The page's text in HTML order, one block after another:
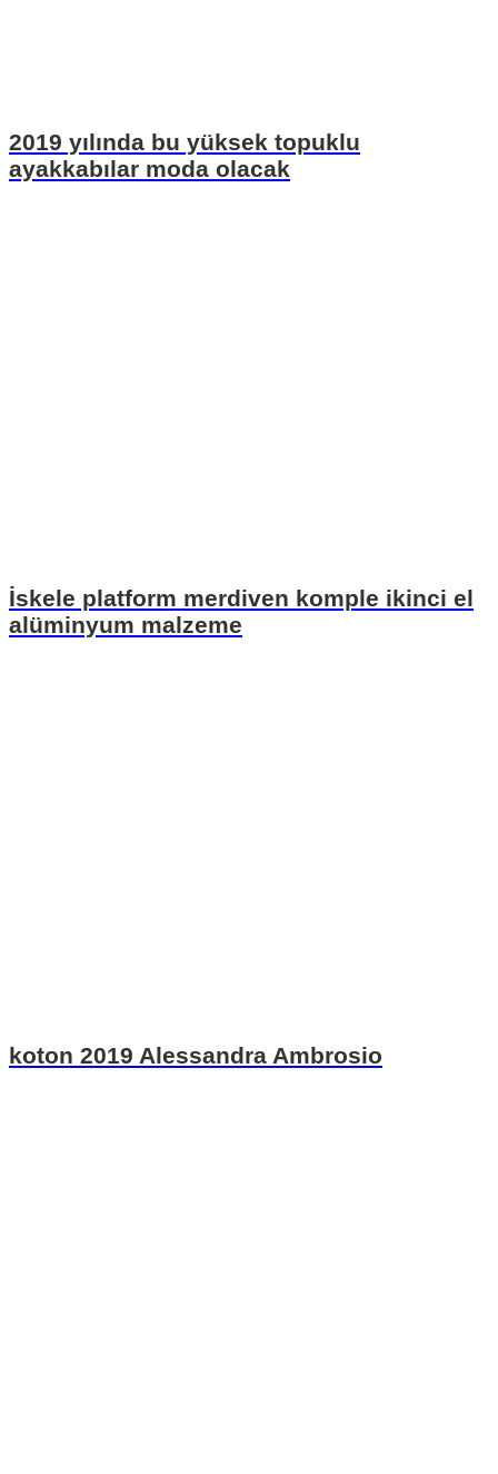
2019 yılında bu yüksek topuklu
ayakkabılar moda olacak
İskele platform merdiven komple ikinci el
alüminyum malzeme
koton 2019 Alessandra Ambrosio